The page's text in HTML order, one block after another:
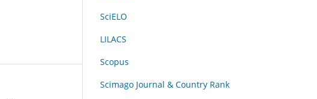
SciELO
LILACS
Scopus
Scimago Journal & Country Rank